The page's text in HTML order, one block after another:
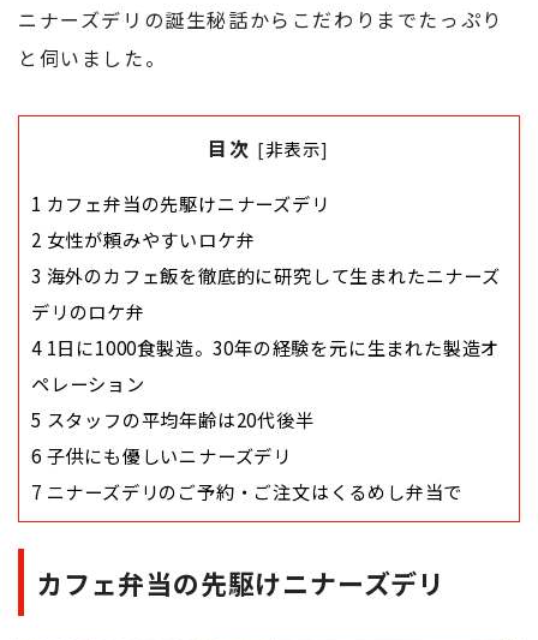
ニナーズデリの誕生秘話からこだわりまでたっぷり
と伺いました。
目次 [非表示]
1 カフェ弁当の先駆けニナーズデリ
2 女性が頼みやすいロケ弁
3 海外のカフェ飯を徹底的に研究して生まれたニナーズ
デリのロケ弁
41日に1000食製造。30年の経験を元に生まれた製造オ
ペレーション
5 スタッフの平均年齢は20代後半
6 子供にも優しいニナーズデリ
7 ニナーズデリのご予約・ご注文はくるめし弁当で
カフェ弁当の先駆けニナーズデリ